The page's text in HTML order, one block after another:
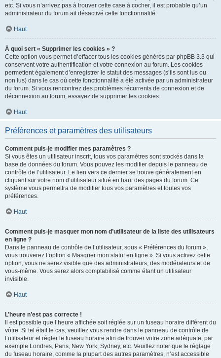
etc. Si vous n’arrivez pas à trouver cette case à cocher, il est probable qu’un
administrateur du forum ait désactivé cette fonctionnalité.
Haut
À quoi sert « Supprimer les cookies » ?
Cette option vous permet d’effacer tous les cookies générés par phpBB 3.3 qui
conservent votre authentification et votre connexion au forum. Les cookies
permettent également d’enregistrer le statut des messages (s’ils sont lus ou
non lus) dans le cas où cette fonctionnalité a été activée par un administrateur
du forum. Si vous rencontrez des problèmes récurrents de connexion et de
déconnexion au forum, essayez de supprimer les cookies.
Haut
Préférences et paramètres des utilisateurs
Comment puis-je modifier mes paramètres ?
Si vous êtes un utilisateur inscrit, tous vos paramètres sont stockés dans la
base de données du forum. Vous pouvez les modifier depuis le panneau de
contrôle de l’utilisateur. Le lien vers ce dernier se trouve généralement en
cliquant sur votre nom d’utilisateur situé en haut des pages du forum. Ce
système vous permettra de modifier tous vos paramètres et toutes vos
préférences.
Haut
Comment puis-je masquer mon nom d’utilisateur de la liste des utilisateurs
en ligne ?
Dans le panneau de contrôle de l’utilisateur, sous « Préférences du forum »,
vous trouverez l’option « Masquer mon statut en ligne ». Si vous activez cette
option, vous ne serez visible que des administrateurs, des modérateurs et de
vous-même. Vous serez alors comptabilisé comme étant un utilisateur
invisible.
Haut
L’heure n’est pas correcte !
Il est possible que l’heure affichée soit réglée sur un fuseau horaire différent du
vôtre. Si tel était le cas, veuillez vous rendre dans le panneau de contrôle de
l’utilisateur et régler le fuseau horaire afin de trouver votre zone adéquate, par
exemple Londres, Paris, New York, Sydney, etc. Veuillez noter que le réglage
du fuseau horaire, comme la plupart des autres paramètres, n’est accessible